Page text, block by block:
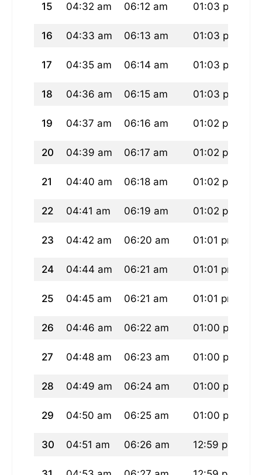
15 04:32 am 06:12 am 01:03 pm
16 04:33 am 06:13 am 01:03 pm
17 04:35 am 06:14 am 01:03 pm
18 04:36 am 06:15 am 01:03 pm
19 04:37 am 06:16 am 01:02 pm
20 04:39 am 06:17 am 01:02 pm
21 04:40 am 06:18 am 01:02 pm
22 04:41 am 06:19 am 01:02 pm
23 04:42 am 06:20 am 01:01 pm
24 04:44 am 06:21 am 01:01 pm
25 04:45 am 06:21 am 01:01 pm
26 04:46 am 06:22 am 01:00 pm
27 04:48 am 06:23 am 01:00 pm
28 04:49 am 06:24 am 01:00 pm
29 04:50 am 06:25 am 01:00 pm
30 04:51 am 06:26 am 12:59 pm